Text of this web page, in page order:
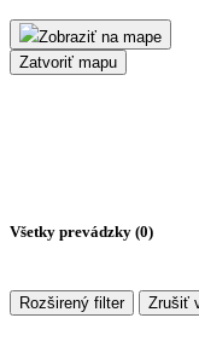
Zobraziť na mape
Zatvoriť mapu
Všetky prevádzky (0)
Rozširený filter Zrušiť